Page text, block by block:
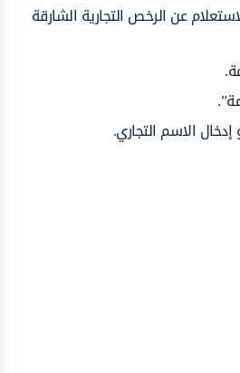
عن الرخص التجارية الشارقة
الاسم التجاري.